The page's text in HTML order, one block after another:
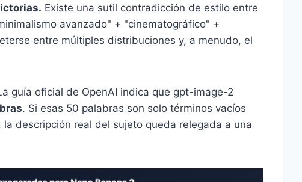
Existe una sutil contradicción de estilo entre
avanzado" + "cinematográfico" +
entre múltiples distribuciones y, a menudo, el
guía oficial de OpenAI indica que gpt-image-2
. Si esas 50 palabras son solo términos vacíos
descripción real del sujeto queda relegada a una